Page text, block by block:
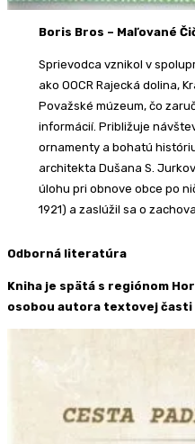
Boris Bros – Maľované
Sprievodca vznikol v
ako OOCR Rajecká dolina,
Považské múzeum, čo
informácií. Približuje
ornamenty a bohatú
architekta Dušana S.
úlohu pri obnove obce po
1921) a zaslúžil sa o
Odborná literatúra
Kniha je spätá s regiónom
osobou autora textovej časti